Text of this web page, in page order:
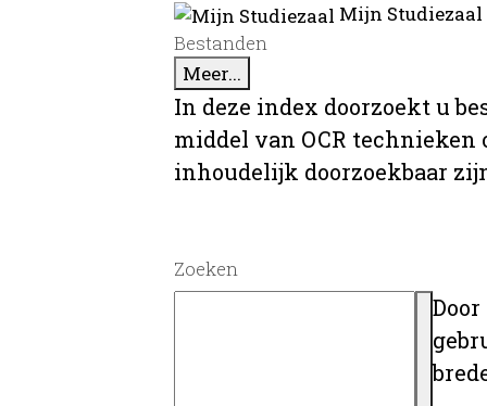
Mijn
Bestanden
Meer...
In deze index doorzoekt u
middel van OCR
inhoudelijk doorzoekbaar
Zoeken